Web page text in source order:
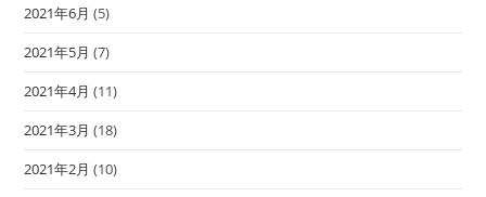
2021年6月 (5)
2021年5月 (7)
2021年4月 (11)
2021年3月 (18)
2021年2月 (10)